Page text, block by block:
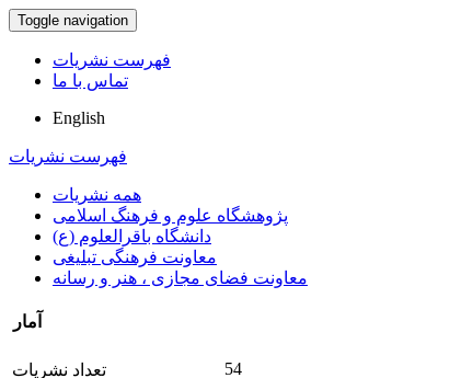
Toggle navigation
فهرست نشریات
تماس با ما
English
فهرست نشریات
همه نشریات
پژوهشگاه علوم و فرهنگ اسلامی
دانشگاه باقرالعلوم (ع)
معاونت فرهنگی تبلیغی
معاونت فضای مجازی ، هنر و رسانه
آمار
تعداد نشریات
54